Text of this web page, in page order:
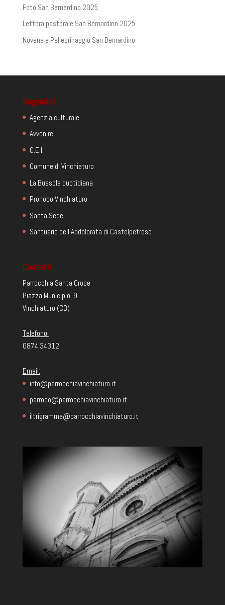
Foto San Bernardino 2025
Lettera pastorale San Bernardino 2025
Novena e Pellegrinaggio San Bernardino
Segnalibri
Agenzia culturale
Avvenire
C.E.I.
Comune di Vinchiaturo
La Bussola quotidiana
Pro-loco Vinchiaturo
Santa Sede
Santuario dell'Addolorata di Castelpetroso
Contatti
Parrocchia Santa Croce
Piazza Municipio, 9
Vinchiaturo (CB)
Telefono:
0874 34312
Email:
info@parrocchiavinchiaturo.it
parroco@parrocchiavinchiaturo.it
iltrigramma@parrocchiavinchiaturo.it